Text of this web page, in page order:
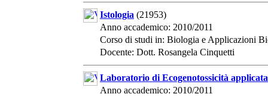
Istologia (21953)
Anno accademico: 2010/2011
Corso di studi in: Biologia e Applicazioni
Docente: Dott. Rosangela Cinquetti
Laboratorio di Ecogenotossicità
Anno accademico: 2010/2011